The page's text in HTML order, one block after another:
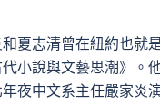
夏志清曾在紐約也就
小說與文藝思潮》。
夜中文系主任嚴家炎